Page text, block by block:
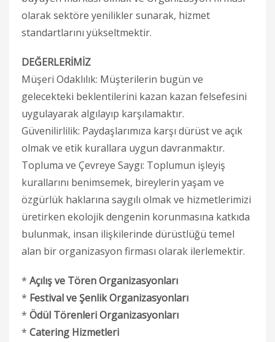
olarak sektöre yenilikler sunarak, hizmet
standartlarını yükseltmektir.
DEĞERLERİMİZ
Müşeri Odaklılık: Müşterilerin bugün ve
gelecekteki beklentilerini kazan kazan felsefesini
uygulayarak algılayıp karşılamaktır.
Güvenilirlilik: Paydaşlarımıza karşı dürüst ve açık
olmak ve etik kurallara uygun davranmaktır.
Topluma ve Çevreye Saygı: Toplumun işleyiş
kurallarını benimsemek, bireylerin yaşam ve
özgürlük haklarına saygılı olmak ve hizmetlerimizi
üretirken ekolojik dengenin korunmasına katkıda
bulunmak, insan ilişkilerinde dürüstlüğü temel
alan bir organizasyon firması olarak ilerlemektir.
* Açılış ve Tören Organizasyonları
* Festival ve Şenlik Organizasyonları
* Ödül Törenleri Organizasyonları
* Catering Hizmetleri